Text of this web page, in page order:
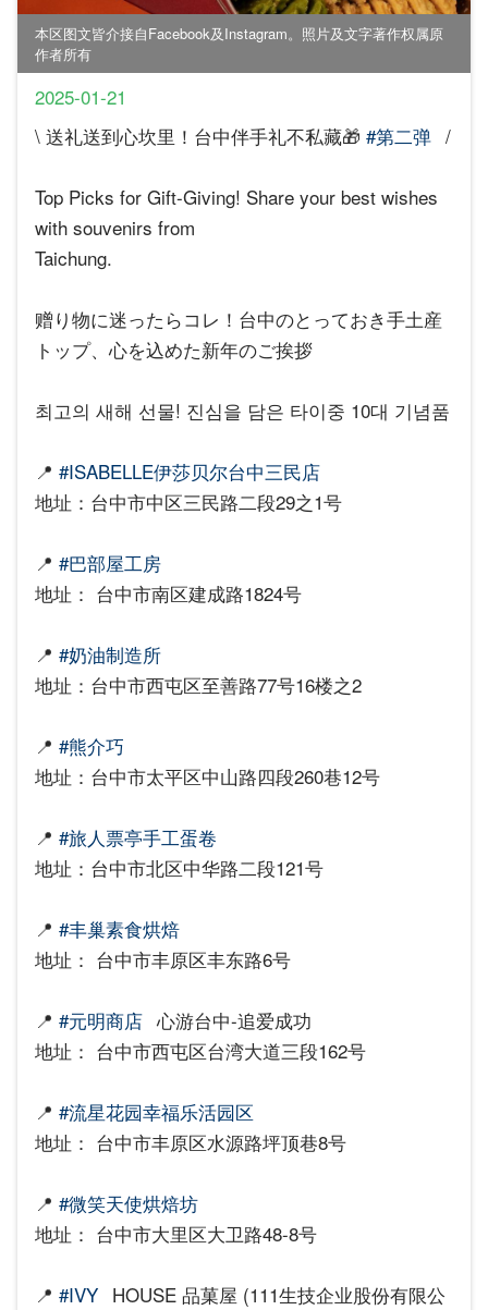
本区图文皆介接自Facebook及Instagram。照片及文字著作权属原
作者所有
2025-01-21
\ 送礼送到心坎里！台中伴手礼不私藏🎁 #第二弹 /
Top Picks for Gift-Giving! Share your best wishes
with souvenirs from
Taichung.
赠り物に迷ったらコレ！台中のとっておき手土産
トップ、心を込めた新年のご挨拶
최고의 새해 선물! 진심을 담은 타이중 10대 기념품
📍 #ISABELLE伊莎贝尔台中三民店
地址：台中市中区三民路二段29之1号
📍 #巴部屋工房
地址： 台中市南区建成路1824号
📍 #奶油制造所
地址：台中市西屯区至善路77号16楼之2
📍 #熊介巧
地址：台中市太平区中山路四段260巷12号
📍 #旅人票亭手工蛋卷
地址：台中市北区中华路二段121号
📍 #丰巢素食烘焙
地址： 台中市丰原区丰东路6号
📍 #元明商店 心游台中-追爱成功
地址： 台中市西屯区台湾大道三段162号
📍 #流星花园幸福乐活园区
地址： 台中市丰原区水源路坪顶巷8号
📍 #微笑天使烘焙坊
地址： 台中市大里区大卫路48-8号
📍 #IVY HOUSE 品菓屋 (111生技企业股份有限公